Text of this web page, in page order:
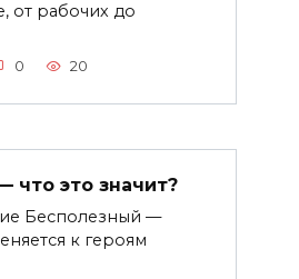
от рабочих до
0 20
что это значит?
Бесполезный —
к героям